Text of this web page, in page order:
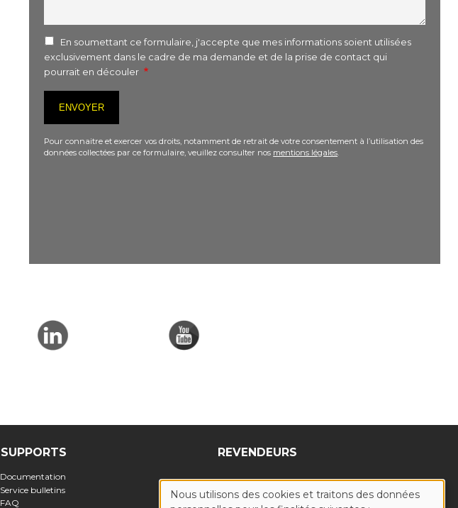
En soumettant ce formulaire, j'accepte que mes informations soient utilisées
exclusivement dans le cadre de ma demande et de la prise de contact qui
pourrait en découler
Pour connaitre et exercer vos droits, notamment de retrait de votre consentement à l’utilisation des
données collectées par ce formulaire, veuillez consulter nos mentions légales.
SUPPORTS
Documentation
Service bulletins
FAQ
REVENDEURS
Nous utilisons des cookies et traitons des données